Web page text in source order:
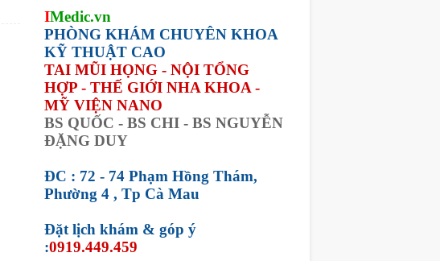
IMedic.vn
PHÒNG KHÁM CHUYÊN KHOA
KỸ THUẬT CAO
TAI MŨI HỌNG - NỘI TỔNG
HỢP - THẾ GIỚI NHA KHOA -
MỸ VIỆN NANO
BS QUỐC - BS CHI - BS NGUYỄN
ĐẶNG DUY
ĐC : 72 - 74 Phạm Hồng Thám,
Phường 4 , Tp Cà Mau
Đặt lịch khám & góp ý
:0919.449.459